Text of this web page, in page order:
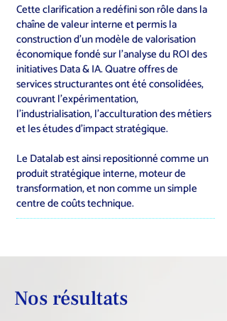
Cette clarification a redéfini son rôle dans la
chaîne de valeur interne et permis la
construction d’un modèle de valorisation
économique fondé sur l’analyse du ROI des
initiatives Data & IA. Quatre offres de
services structurantes ont été consolidées,
couvrant l’expérimentation,
l’industrialisation, l’acculturation des métiers
et les études d’impact stratégique.
Le Datalab est ainsi repositionné comme un
produit stratégique interne, moteur de
transformation, et non comme un simple
centre de coûts technique.
Nos résultats